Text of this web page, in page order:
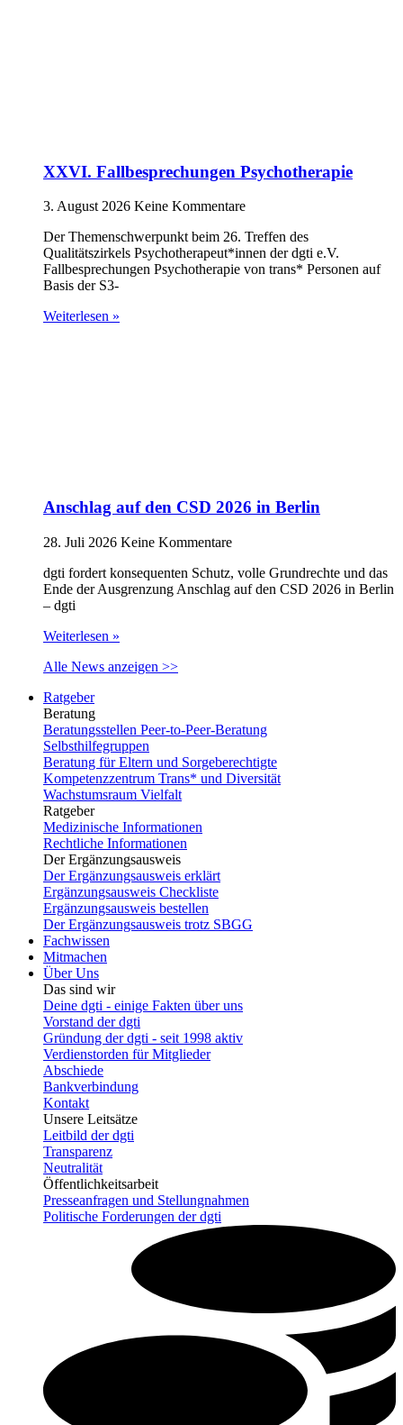
XXVI. Fallbesprechungen Psychotherapie
3. August 2026 Keine Kommentare
Der Themenschwerpunkt beim 26. Treffen des
Qualitätszirkels Psychotherapeut*innen der dgti e.V.
Fallbesprechungen Psychotherapie von trans* Personen auf
Basis der S3-
Weiterlesen »
Anschlag auf den CSD 2026 in Berlin
28. Juli 2026 Keine Kommentare
dgti fordert konsequenten Schutz, volle Grundrechte und das
Ende der Ausgrenzung Anschlag auf den CSD 2026 in Berlin
– dgti
Weiterlesen »
Alle News anzeigen >>
Ratgeber
Beratung
Beratungsstellen Peer-to-Peer-Beratung
Selbsthilfegruppen
Beratung für Eltern und Sorgeberechtigte
Kompetenzzentrum Trans* und Diversität
Wachstumsraum Vielfalt
Ratgeber
Medizinische Informationen
Rechtliche Informationen
Der Ergänzungsausweis
Der Ergänzungsausweis erklärt
Ergänzungsausweis Checkliste
Ergänzungsausweis bestellen
Der Ergänzungsausweis trotz SBGG
Fachwissen
Mitmachen
Über Uns
Das sind wir
Deine dgti - einige Fakten über uns
Vorstand der dgti
Gründung der dgti - seit 1998 aktiv
Verdienstorden für Mitglieder
Abschiede
Bankverbindung
Kontakt
Unsere Leitsätze
Leitbild der dgti
Transparenz
Neutralität
Öffentlichkeitsarbeit
Presseanfragen und Stellungnahmen
Politische Forderungen der dgti